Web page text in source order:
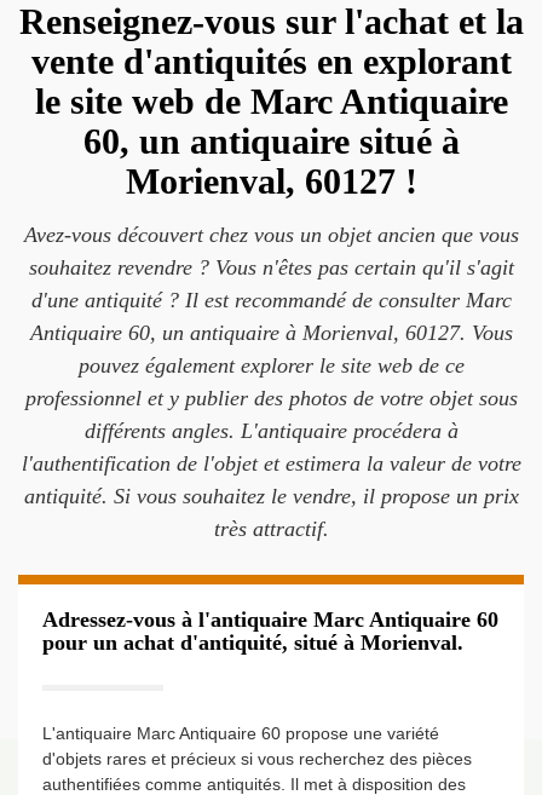
Renseignez-vous sur l'achat et la
vente d'antiquités en explorant
le site web de Marc Antiquaire
60, un antiquaire situé à
Morienval, 60127 !
Avez-vous découvert chez vous un objet ancien que vous
souhaitez revendre ? Vous n'êtes pas certain qu'il s'agit
d'une antiquité ? Il est recommandé de consulter Marc
Antiquaire 60, un antiquaire à Morienval, 60127. Vous
pouvez également explorer le site web de ce
professionnel et y publier des photos de votre objet sous
différents angles. L'antiquaire procédera à
l'authentification de l'objet et estimera la valeur de votre
antiquité. Si vous souhaitez le vendre, il propose un prix
très attractif.
Adressez-vous à l'antiquaire Marc Antiquaire 60
pour un achat d'antiquité, situé à Morienval.
L'antiquaire Marc Antiquaire 60 propose une variété
d'objets rares et précieux si vous recherchez des pièces
authentifiées comme antiquités. Il met à disposition des